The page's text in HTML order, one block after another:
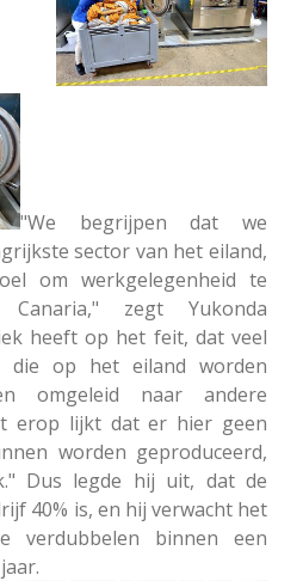
"We begrijpen dat we
sector van het eiland,
om werkgelegenheid te
zegt Yukonda
heeft op het feit, dat veel
op het eiland worden
omgeleid naar andere
erop lijkt dat er hier geen
worden geproduceerd,
Dus legde hij uit, dat de
40% is, en hij verwacht het
verdubbelen binnen een